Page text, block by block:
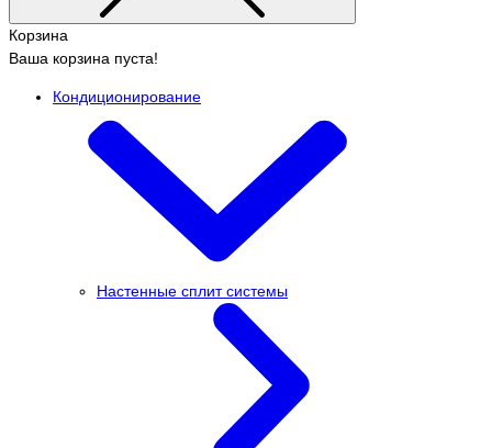
Корзина
Ваша корзина пуста!
Кондиционирование
Настенные сплит системы